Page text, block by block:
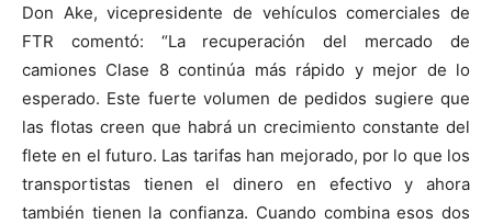
Don Ake, vicepresidente de vehículos comerciales de
FTR comentó: “La recuperación del mercado de
camiones Clase 8 continúa más rápido y mejor de lo
esperado. Este fuerte volumen de pedidos sugiere que
las flotas creen que habrá un crecimiento constante del
flete en el futuro. Las tarifas han mejorado, por lo que los
transportistas tienen el dinero en efectivo y ahora
también tienen la confianza. Cuando combina esos dos